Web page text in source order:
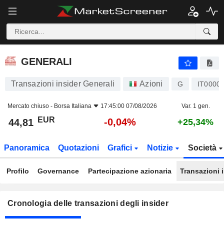
GENERALI
GENERALI
Transazioni insider Generali Azioni G
Mercato chiuso - Borsa Italiana 17:45:00 07/08/2026 Var. 1 gen.
44,81 EUR -0,04% +25,34%
Panoramica Quotazioni Grafici Notizie Società
Profilo Governance Partecipazione azionaria Transazioni
Cronologia delle transazioni degli insider